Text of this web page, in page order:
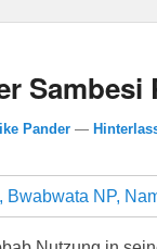
Sambesi
Pander —